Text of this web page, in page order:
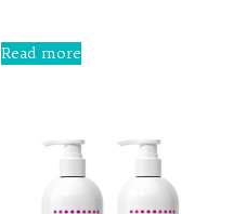
out
of
5
Read more